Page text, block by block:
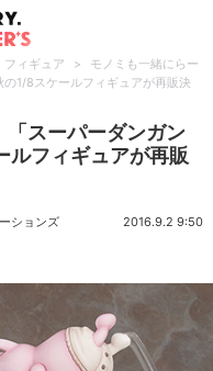
フィギュア >
モノミも一緒にらー
1/8スケールフィギュアが再販決
「スーパーダンガン
ルフィギュアが再販
ションズ 2016.9.2 9:50